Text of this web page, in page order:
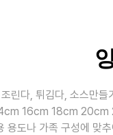
린다, 튀김다, 소스만들
16cm 18cm 20cm
용도나 가족 구성에 맞